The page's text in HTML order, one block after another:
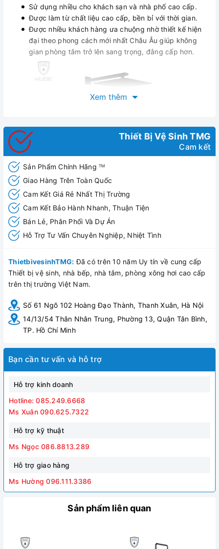
Sử dụng nhiều cho khách sạn và nhà phố cao cấp.
Được làm từ chất liệu cao cấp, bền bỉ với thời gian.
Được nhiều khách hàng ưa chuộng nhờ thiết kế hiện
đại theo phong cách mới nhất Châu Âu giúp không
gian phòng tắm trở lên sang trọng, đằng cấp hơn.
Xem thêm
Thiết Bị Vệ Sinh TMG
Cam kết
Sản Phẩm Chính Hãng TM
Giao Hàng Trên Toàn Quốc
Cam Kết Giá Rẻ Nhất Thị Trường
Cam Kết Bảo Hành Nhanh, Thuận Tiện
Bán Lẻ, Phân Phối Và Dự Án
Hỗ Trợ Tư Vấn Chuyên Nghiệp, Nhiệt Tình
ThietbivesinhTMG: Đã có trên 10 năm Uy tín về cung cấp
Thiết bị vệ sinh, nhà bếp, nhà tắm, phòng xông hơi cao cấp
trên thị trường Việt Nam.
Số 61 Ngõ 102 Hoàng Đạo Thành, Thanh Xuân, Hà Nội
14/13/54 Thân Nhân Trung, Phường 13, Quận Tân Bình,
TP. Hồ Chí Minh
Bạn cần tư vấn và hỗ trợ
Hỗ trợ kinh doanh
Hotline: 085.249.6668
Ms Xuân 090.625.7322
Hỗ trợ kỹ thuật
Ms Ngọc 086.8813.289
Hỗ trợ giao hàng
Ms Hường 096.111.3386
Sản phẩm liên quan